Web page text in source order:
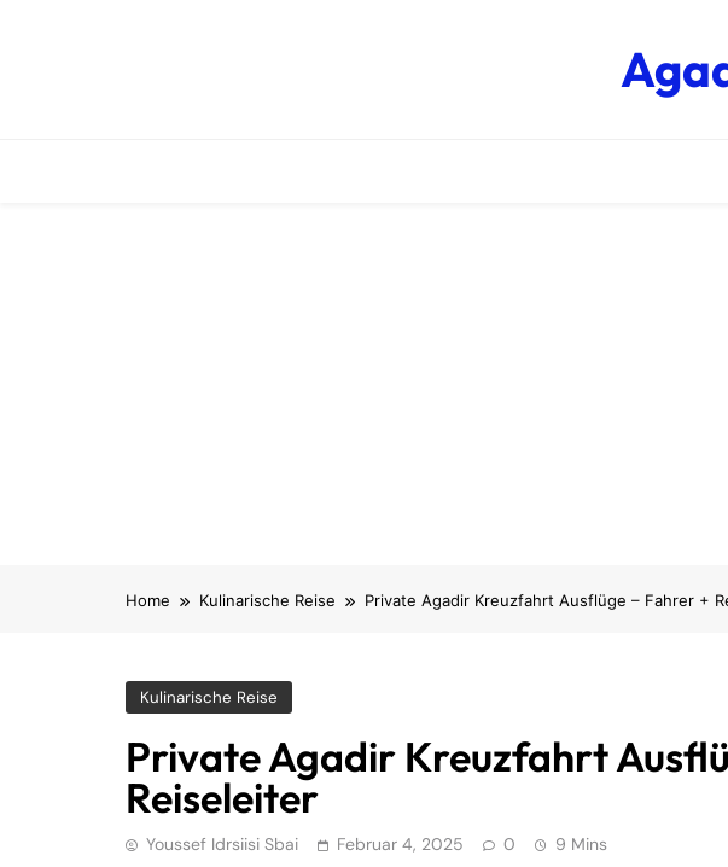
Home Kulinarische Reise Private Agadir Kreuzfahrt Ausflüge – Fahrer +
Kulinarische Reise
Private Agadir Kreuzfahrt
Reiseleiter
Youssef Idrsiisi Sbai Februar 4, 2025 0 9 Mins